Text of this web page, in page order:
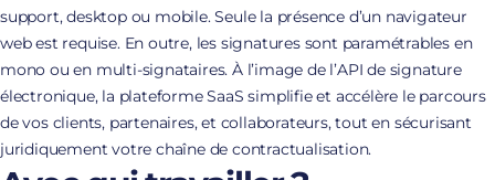
support, desktop ou mobile. Seule la présence d’un navigateur
web est requise. En outre, les signatures sont paramétrables en
mono ou en multi-signataires. À l’image de l’API de signature
électronique, la plateforme SaaS simplifie et accélère le parcours
de vos clients, partenaires, et collaborateurs, tout en sécurisant
juridiquement votre chaîne de contractualisation.